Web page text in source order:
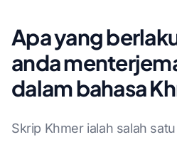
Apa yang
anda
dalam bahasa
Skrip Khmer ialah salah